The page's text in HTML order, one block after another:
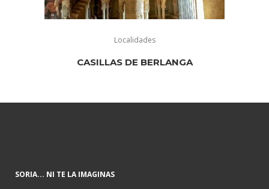
Localidades
CASILLAS DE BERLANGA
SORIA... NI TE LA IMAGINAS